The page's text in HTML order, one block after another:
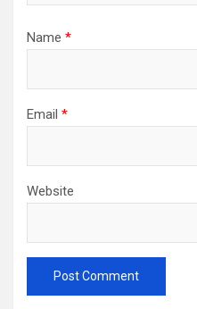
Name *
Email *
Website